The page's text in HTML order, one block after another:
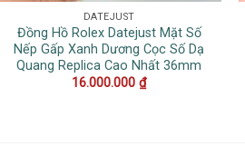
DATEJUST
Đồng Hồ Rolex Datejust Mặt Số
Nếp Gấp Xanh Dương Cọc Số Dạ
Quang Replica Cao Nhất 36mm
16.000.000₫